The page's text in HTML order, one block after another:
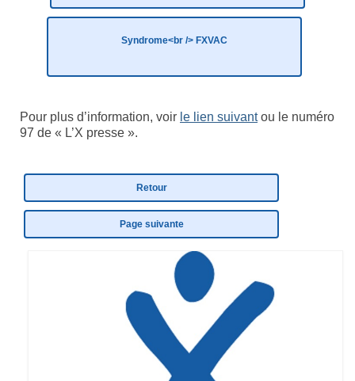
Lui trouver des activités de loisir
Lui trouver des activités de jour
Lui trouver un hébergement
Espace Professionnels
Première ligne
Médecins
Paramédicaux
Mouvements de jeunesse
Accompagnants
Syndrome<br /> FXVAC
Pour plus d’information, voir le lien suivantou le numéro
97 de « L’X presse ».
Retour
Page suivante